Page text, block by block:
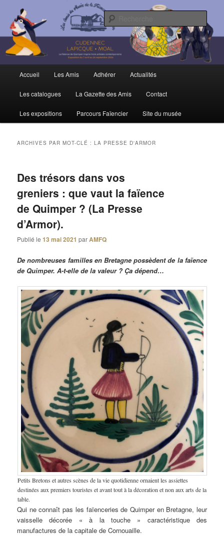
contenu
principal
contenu
secondaireAmis du Musée et de la Faïence de
Quimper
Trois siècles de tradition faïencière
principal
Accueil Les Amis Adhérer Actualités
Les catalogues La Gazette des Amis Contact
Les expositions Parcours Faïencier Site du musée
ARCHIVES PAR MOT-CLÉ :LA PRESSE D'ARMOR
Des trésors dans vos
greniers : que vaut la faïence
de Quimper ? (La Presse
d’Armor).
Publié le13 mai 2021 parAMFQ
De nombreuses familles en Bretagne possèdent de la faïence
de Quimper. A-t-elle de la valeur ? Ça dépend…
Petits Bretons et autres scènes de la vie quotidienne ornaient les assiettes
destinées aux premiers touristes et avant tout à la décoration et non aux arts de la
table.
Qui ne connaît pas les faïenceries de Quimper en Bretagne, leur
vaisselle décorée « à la touche » caractéristique des
manufactures de la capitale de Cornouaille.